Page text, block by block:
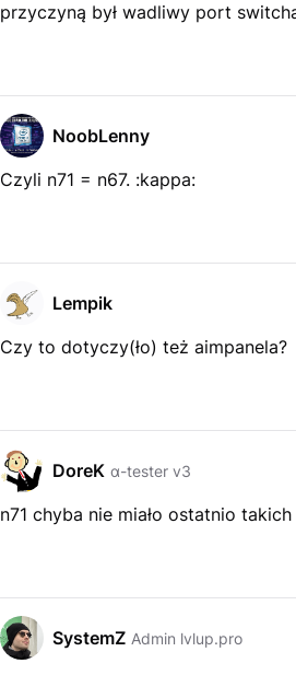
przyczyną był wadliwy port
NoobLenny
Czyli n71 = n67. :kappa:
Lempik
Czy to dotyczy(ło) też aimpanela?
DoreK α-tester v3
n71 chyba nie miało ostatnio
SystemZ Admin lvlup.pro